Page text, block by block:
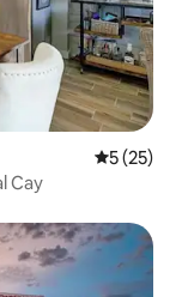
5 (25)
Cay